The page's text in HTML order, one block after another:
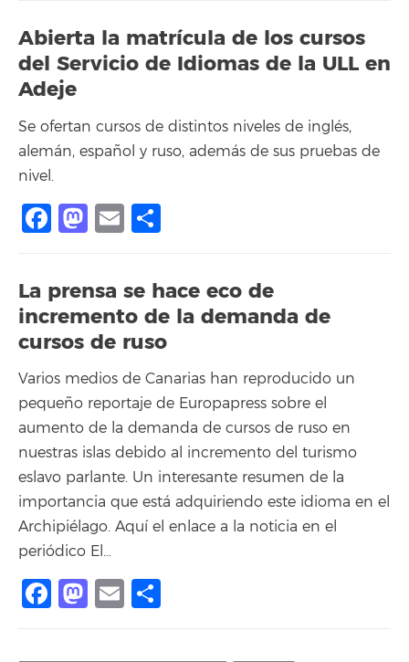
Abierta la matrícula de los cursos
del Servicio de Idiomas de la ULL en
Adeje
Se ofertan cursos de distintos niveles de inglés,
alemán, español y ruso, además de sus pruebas de
nivel.
Facebook
Mastodon
Email
La prensa se hace eco de
incremento de la demanda de
cursos de ruso
Varios medios de Canarias han reproducido un
pequeño reportaje de Europapress sobre el
aumento de la demanda de cursos de ruso en
nuestras islas debido al incremento del turismo
eslavo parlante. Un interesante resumen de la
importancia que está adquiriendo este idioma en el
Archipiélago. Aquí el enlace a la noticia en el
periódico El…
Facebook
Mastodon
Email